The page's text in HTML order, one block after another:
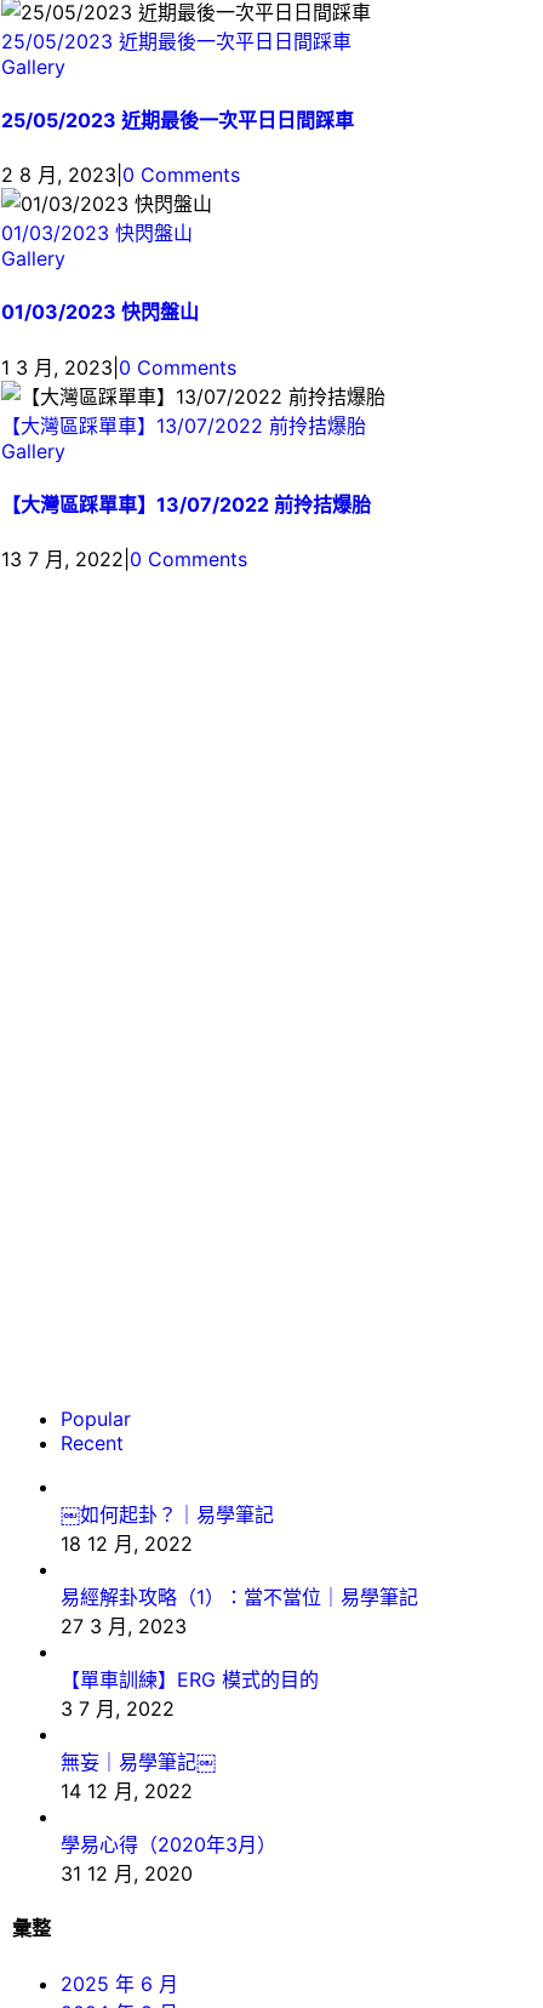
25/05/2023 近期最後一次平日日間踩車
Gallery
25/05/2023 近期最後一次平日日間踩車
2 8 月, 2023 0 Comments
01/03/2023 快閃盤山
Gallery
01/03/2023 快閃盤山
1 3 月, 2023 0 Comments
【大灣區踩單車】13/07/2022 前拎拮爆胎
Gallery
【大灣區踩單車】13/07/2022 前拎拮爆胎
13 7 月, 2022 0 Comments
Popular
Recent
￼如何起卦？｜易學筆記
18 12 月, 2022
易經解卦攻略（1）：當不當位｜易學筆記
27 3 月, 2023
【單車訓練】ERG 模式的目的
3 7 月, 2022
無妄｜易學筆記￼
14 12 月, 2022
學易心得（2020年3月）
31 12 月, 2020
彙整
2025 年 6 月